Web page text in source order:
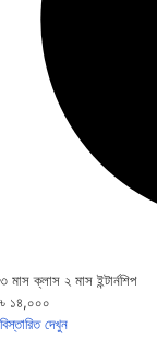
৩ মাস ক্লাস ২ মাস ইন্টার্নশিপ
৳ ১৪,০০০
বিস্তারিত দেখুন